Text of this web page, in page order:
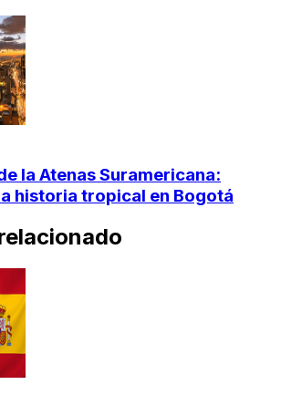
la Atenas Suramericana:
historia tropical en Bogotá